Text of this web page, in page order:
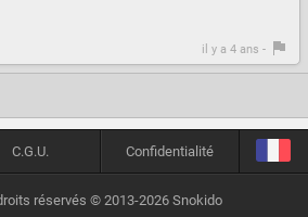
il y a 4 ans -
C.G.U. Confidentialité
réservés © 2013-2026 Snokido